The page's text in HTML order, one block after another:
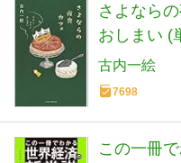
さよなら
おしまい (
古内一絵
7698
この一冊